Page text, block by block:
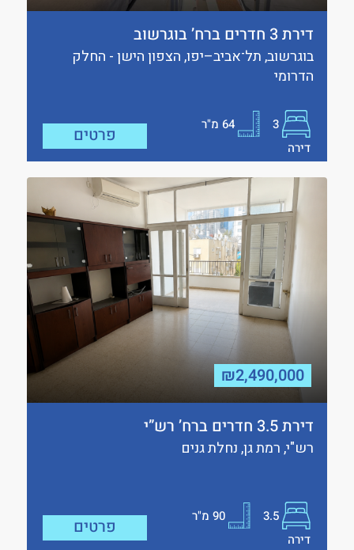
דירת 3 חדרים ברח’ בוגרשוב
בוגרשוב, תל־אביב–יפו, הצפון הישן - החלק
הדרומי
3
64מ"ר
דירה
פרטים
₪2,490,000
דירת 3.5 חדרים ברח’ רש”י
רש"י, רמת גן, נחלת גנים
3.5
90מ"ר
דירה
פרטים